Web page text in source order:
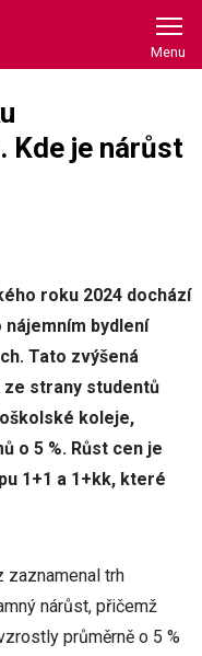
Kde je nárůst
roku 2024 dochází
bydlení
Tato zvýšená
strany studentů
koleje,
o 5 %. Růst cen je
1+1 a 1+kk, které
zaznamenal trh
nárůst, přičemž
průměrně o 5 %